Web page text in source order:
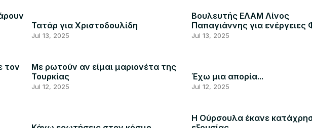
Τατάρ για Χριστοδουλίδη
Jul 13, 2025
Βουλευτής ΕΛΑΜ Λίνος
Παπαγιάννης για ενέργειες
Jul 13, 2025
τον
Με ρωτούν αν είμαι μαριονέτα της
Τουρκίας
Jul 12, 2025
Έχω μια απορία...
Jul 12, 2025
Η Ούρσουλα έκανε